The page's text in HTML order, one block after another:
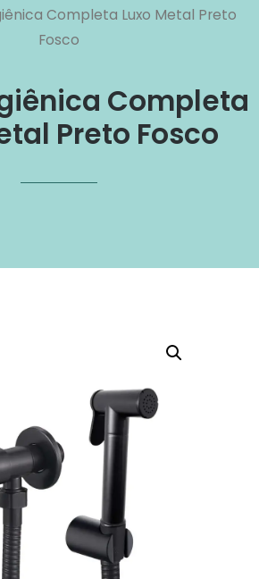
Completa Luxo Metal Preto
Fosco
Completa
Preto Fosco